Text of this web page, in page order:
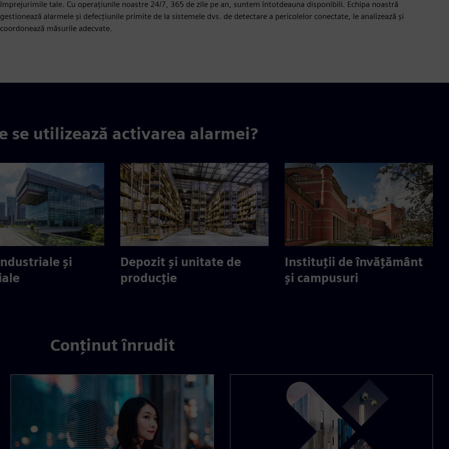
împrejurimile tale. Cu operațiunile noastre 24/7, 365 de zile pe an, suntem întotdeauna disponibili. Echipa noastră
gestionează alarmele și defecțiunile primite de la sistemele dvs. de detectare a pericolelor conectate, le analizează și
coordonează măsurile adecvate.
se utilizează activarea alarmei?
și
Depozit și unitate de
producție
Instituții de învățământ
și campusuri
Conținut înrudit